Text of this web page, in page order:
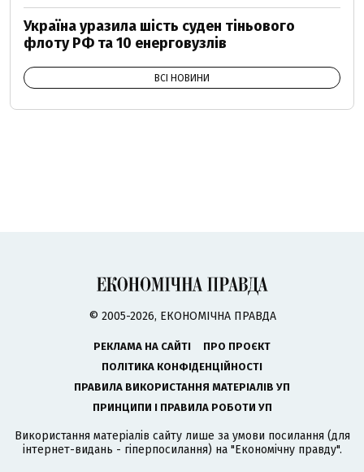
Україна уразила шість суден тіньового
флоту РФ та 10 енерговузлів
ВСІ НОВИНИ
© 2005-2026, ЕКОНОМІЧНА ПРАВДА
РЕКЛАМА НА САЙТІ
ПРО ПРОЄКТ
ПОЛІТИКА КОНФІДЕНЦІЙНОСТІ
ПРАВИЛА ВИКОРИСТАННЯ МАТЕРІАЛІВ УП
ПРИНЦИПИ І ПРАВИЛА РОБОТИ УП
Використання матеріалів сайту лише за умови посилання (для
інтернет-видань - гіперпосилання) на "Економічну правду".